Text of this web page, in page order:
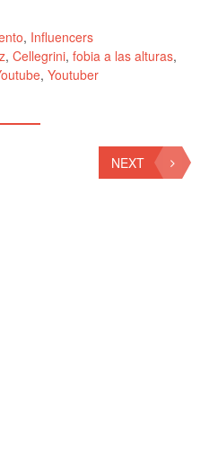
, Influencers
, Cellegrini, fobia a las alturas,
, Youtuber
NEXT